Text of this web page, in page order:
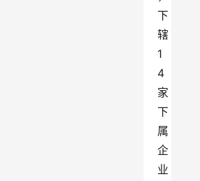
下
辖
1
4
家
下
属
企
业